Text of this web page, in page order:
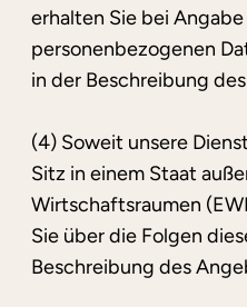
erhalten Sie bei
personenbezogenen
in der Beschreibung
(4) Soweit unsere
Sitz in einem Staat
Wirtschaftsraumen
Sie über die Folgen
Beschreibung des